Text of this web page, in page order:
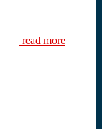
read more